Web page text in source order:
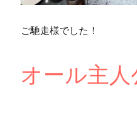
ご馳走様でした！
オール主人